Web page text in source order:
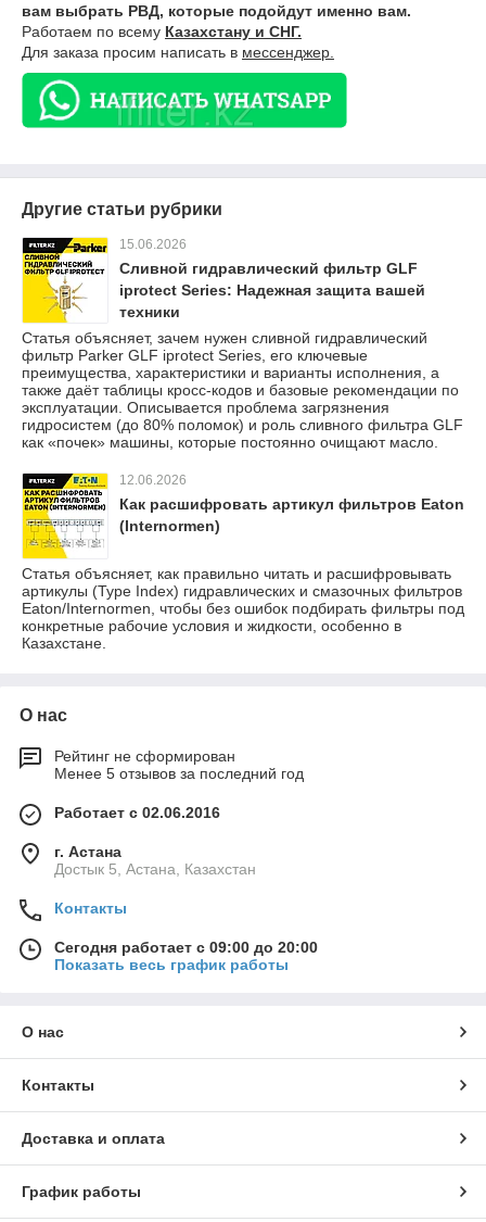
вам выбрать РВД, которые подойдут именно вам.
Работаем по всему Казахстану и СНГ.
Для заказа просим написать в мессенджер.
Другие статьи рубрики
15.06.2026
Сливной гидравлический фильтр GLF
iprotect Series: Надежная защита вашей
техники
Статья объясняет, зачем нужен сливной гидравлический
фильтр Parker GLF iprotect Series, его ключевые
преимущества, характеристики и варианты исполнения, а
также даёт таблицы кросс-кодов и базовые рекомендации по
эксплуатации. Описывается проблема загрязнения
гидросистем (до 80% поломок) и роль сливного фильтра GLF
как «почек» машины, которые постоянно очищают масло.
12.06.2026
Как расшифровать артикул фильтров Eaton
(Internormen)
Статья объясняет, как правильно читать и расшифровывать
артикулы (Type Index) гидравлических и смазочных фильтров
Eaton/Internormen, чтобы без ошибок подбирать фильтры под
конкретные рабочие условия и жидкости, особенно в
Казахстане.
О нас
Рейтинг не сформирован
Менее 5 отзывов за последний год
Работает с 02.06.2016
г. Астана
Достык 5, Астана, Казахстан
Контакты
Сегодня работает с 09:00 до 20:00
Показать весь график работы
О нас
Контакты
Доставка и оплата
График работы